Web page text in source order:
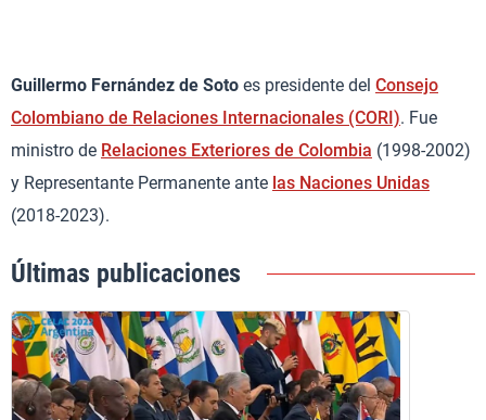
Guillermo Fernández de Soto es presidente del Consejo
Colombiano de Relaciones Internacionales (CORI). Fue
ministro de Relaciones Exteriores de Colombia (1998-2002)
y Representante Permanente ante las Naciones Unidas
(2018-2023).
Últimas publicaciones